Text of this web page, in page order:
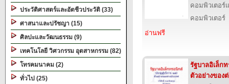
ประวัติศาสตร์และอัตชีวประวัติ (33)
ศาสนาและปรัชญา (15)
ศิลปะและวัฒนธรรม (9)
เทคโนโลยี วิศวกรรม อุตสาหกรรม (82)
โทรคมนาคม (2)
ทั่วไป (25)
คอมพิวเตอร์
คอมพิวเตอร์
อ่านฟรี
รัฐบาลอิเล็ก
ตัวอย่างของ